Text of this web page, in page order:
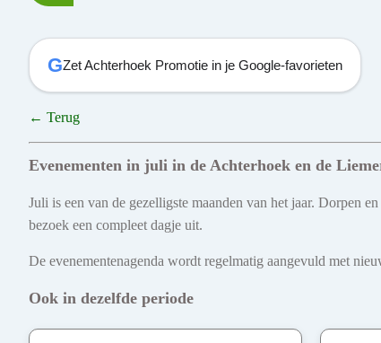
GZet Achterhoek Promotie in je Google-favorieten
← Terug
Evenementen in juli in de Achterhoek en de
Juli is een van de gezelligste maanden van het jaar. Dorpen
bezoek een compleet dagje uit.
De evenementenagenda wordt regelmatig aangevuld met
Ook in dezelfde periode